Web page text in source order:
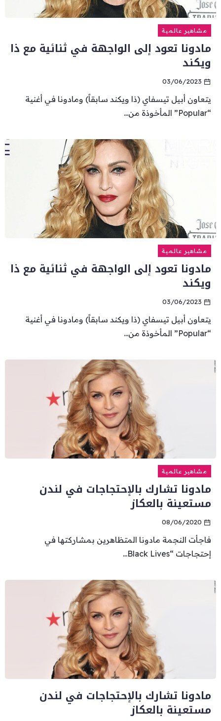
مشاهير عالمية
مادونا تعود إلى الواجهة في ثنائية مع ذا
ويكند
03/06/2023
يتعاون أبيل تيسفاي (ذا ويكند سابقاً) ومادونا في أغنية
“Popular” المأخوذة من...
مشاهير عالمية
مادونا تعود إلى الواجهة في ثنائية مع ذا
ويكند
03/06/2023
يتعاون أبيل تيسفاي (ذا ويكند سابقاً) ومادونا في أغنية
“Popular” المأخوذة من...
مشاهير عالمية
مادونا تشارك بالإحتجاجات في لندن
مستعينة بالعكاز
08/06/2020
فاجأت النجمة ​مادونا​ المتظاهرين بمشاركتها في
إحتجاجات “​Black Lives...
مادونا تشارك بالإحتجاجات في لندن
مستعينة بالعكاز